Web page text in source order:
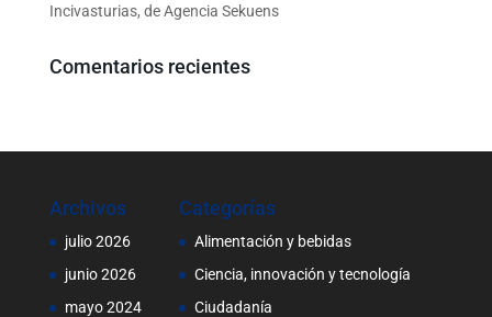
Incivasturias, de Agencia Sekuens
Comentarios recientes
Archivos
julio 2026
junio 2026
mayo 2024
Categorías
Alimentación y bebidas
Ciencia, innovación y tecnología
Ciudadanía